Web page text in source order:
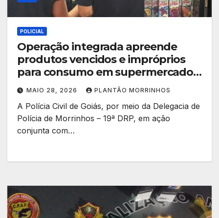
POLICIAL
Operação integrada apreende
produtos vencidos e impróprios
para consumo em supermercado
de Morrinhos
MAIO 28, 2026 PLANTÃO MORRINHOS
A Polícia Civil de Goiás, por meio da Delegacia de
Polícia de Morrinhos – 19ª DRP, em ação
conjunta com…